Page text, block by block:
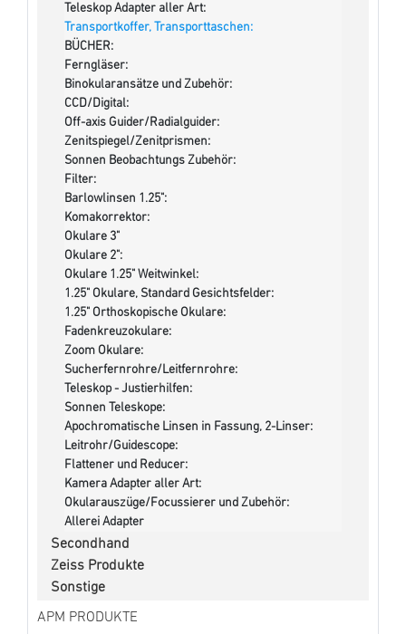
Teleskop Adapter aller Art:
Transportkoffer, Transporttaschen:
BÜCHER:
Ferngläser:
Binokularansätze und Zubehör:
CCD/Digital:
Off-axis Guider/Radialguider:
Zenitspiegel/Zenitprismen:
Sonnen Beobachtungs Zubehör:
Filter:
Barlowlinsen 1.25":
Komakorrektor:
Okulare 3"
Okulare 2":
Okulare 1.25" Weitwinkel:
1.25" Okulare, Standard Gesichtsfelder:
1.25" Orthoskopische Okulare:
Fadenkreuzokulare:
Zoom Okulare:
Sucherfernrohre/Leitfernrohre:
Teleskop - Justierhilfen:
Sonnen Teleskope:
Apochromatische Linsen in Fassung, 2-Linser:
Leitrohr/Guidescope:
Flattener und Reducer:
Kamera Adapter aller Art:
Okularauszüge/Focussierer und Zubehör:
Allerei Adapter
Secondhand
Zeiss Produkte
Sonstige
APM PRODUKTE